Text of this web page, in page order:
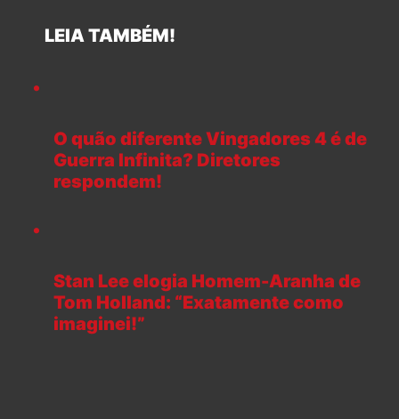
LEIA TAMBÉM!
O quão diferente Vingadores 4 é de
Guerra Infinita? Diretores
respondem!
Stan Lee elogia Homem-Aranha de
Tom Holland: “Exatamente como
imaginei!”